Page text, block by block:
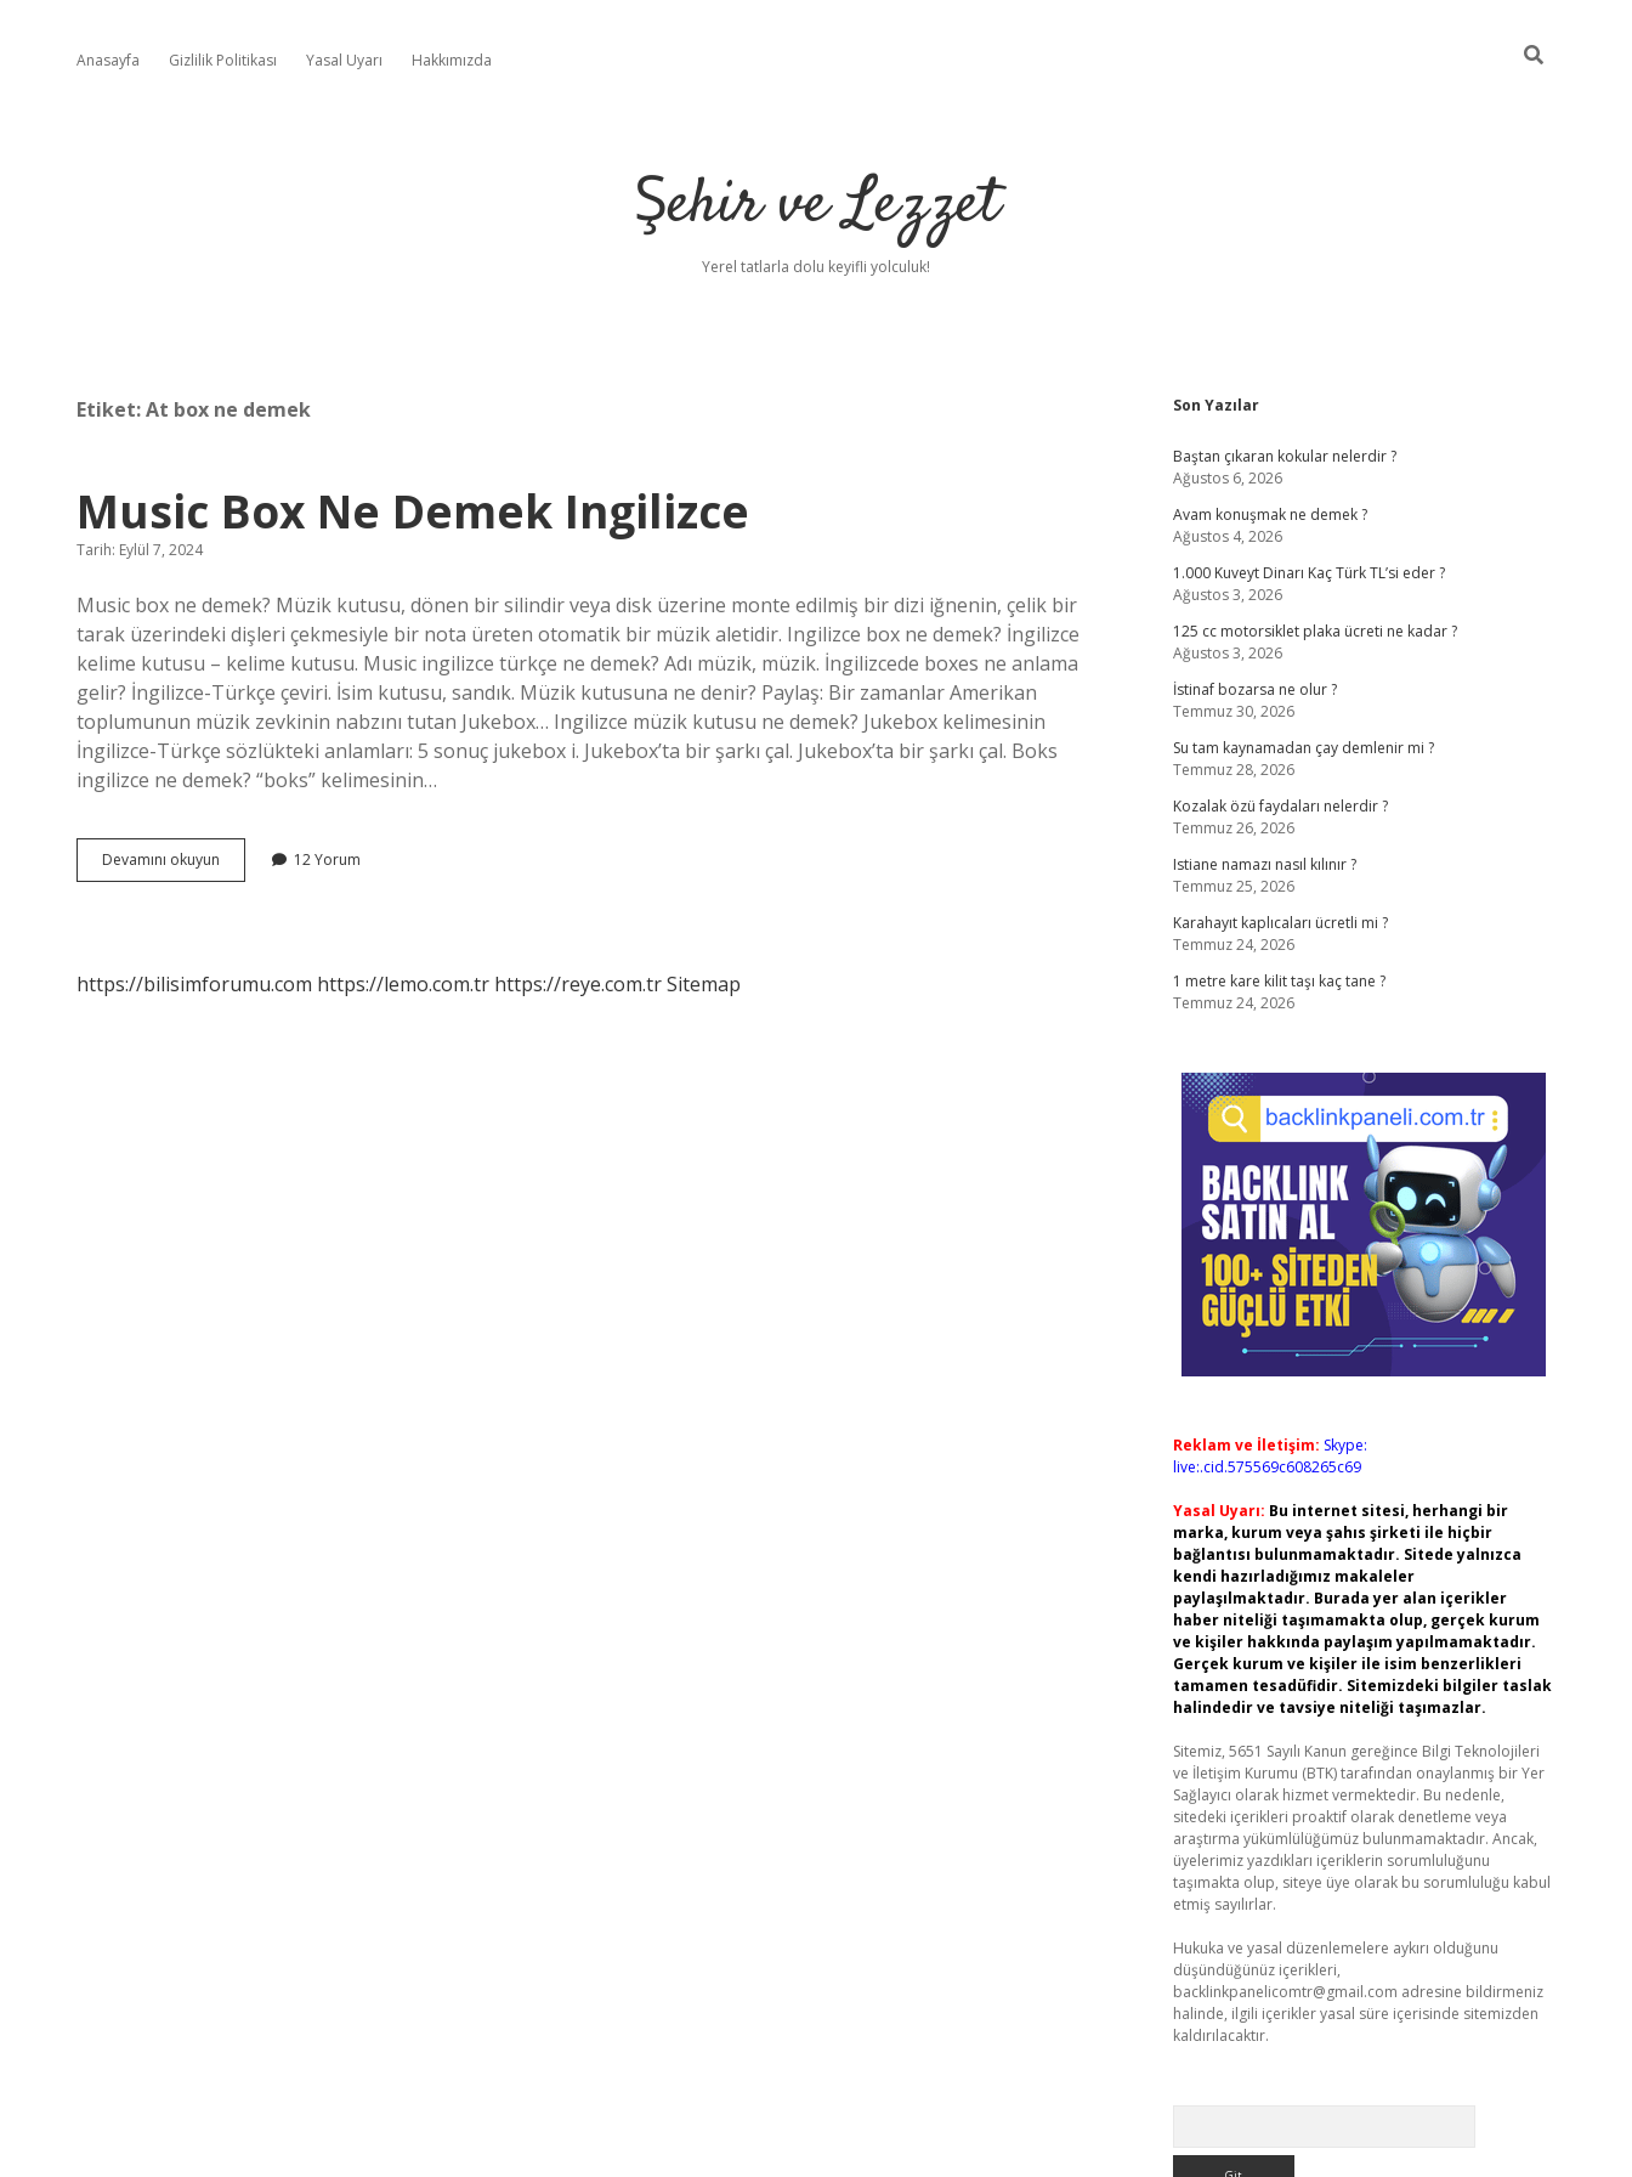
Anasayfa Gizlilik Politikası Yasal Uyarı Hakkımızda
Şehir ve Lezzet
Yerel tatlarla dolu keyifli yolculuk!
Etiket:At box ne demek
Music Box Ne Demek Ingilizce
Tarih: Eylül 7, 2024
Music box ne demek? Müzik kutusu, dönen bir silindir veya disk üzerine monte edilmiş bir dizi iğnenin, çelik bir
tarak üzerindeki dişleri çekmesiyle bir nota üreten otomatik bir müzik aletidir. Ingilizce box ne demek? İngilizce
kelime kutusu – kelime kutusu. Music ingilizce türkçe ne demek? Adı müzik, müzik. İngilizcede boxes ne anlama
gelir? İngilizce-Türkçe çeviri. İsim kutusu, sandık. Müzik kutusuna ne denir? Paylaş: Bir zamanlar Amerikan
toplumunun müzik zevkinin nabzını tutan Jukebox… Ingilizce müzik kutusu ne demek? Jukebox kelimesinin
İngilizce-Türkçe sözlükteki anlamları: 5 sonuç jukebox i. Jukebox’ta bir şarkı çal. Jukebox’ta bir şarkı çal. Boks
ingilizce ne demek? “boks” kelimesinin…
Devamını okuyun
Box
12 Yorum
https://bilisimforumu.com https://lemo.com.tr https://reye.com.trSitemap
Sidebar
Son Yazılar
Baştan çıkaran kokular nelerdir ?
Ağustos 6, 2026
Avam konuşmak ne demek ?
Ağustos 4, 2026
1.000 Kuveyt Dinarı Kaç Türk TL’si eder ?
Ağustos 3, 2026
125 cc motorsiklet plaka ücreti ne kadar ?
Ağustos 3, 2026
İstinaf bozarsa ne olur ?
Temmuz 30, 2026
Su tam kaynamadan çay demlenir mi ?
Temmuz 28, 2026
Kozalak özü faydaları nelerdir ?
Temmuz 26, 2026
Istiane namazı nasıl kılınır ?
Temmuz 25, 2026
Karahayıt kaplıcaları ücretli mi ?
Temmuz 24, 2026
1 metre kare kilit taşı kaç tane ?
Temmuz 24, 2026
Reklam ve İletişim: Skype:
live:.cid.575569c608265c69
Yasal Uyarı: Bu internet sitesi, herhangi bir
marka, kurum veya şahıs şirketi ile hiçbir
bağlantısı bulunmamaktadır. Sitede yalnızca
kendi hazırladığımız makaleler
paylaşılmaktadır. Burada yer alan içerikler
haber niteliği taşımamakta olup, gerçek kurum
ve kişiler hakkında paylaşım yapılmamaktadır.
Gerçek kurum ve kişiler ile isim benzerlikleri
tamamen tesadüfidir. Sitemizdeki bilgiler taslak
halindedir ve tavsiye niteliği taşımazlar.
Sitemiz, 5651 Sayılı Kanun gereğince Bilgi Teknolojileri
ve İletişim Kurumu (BTK) tarafından onaylanmış bir Yer
Sağlayıcı olarak hizmet vermektedir. Bu nedenle,
sitedeki içerikleri proaktif olarak denetleme veya
araştırma yükümlülüğümüz bulunmamaktadır. Ancak,
üyelerimiz yazdıkları içeriklerin sorumluluğunu
taşımakta olup, siteye üye olarak bu sorumluluğu kabul
etmiş sayılırlar.
Hukuka ve yasal düzenlemelere aykırı olduğunu
düşündüğünüz içerikleri,
backlinkpanelicomtr@gmail.com adresine bildirmeniz
halinde, ilgili içerikler yasal süre içerisinde sitemizden
kaldırılacaktır.